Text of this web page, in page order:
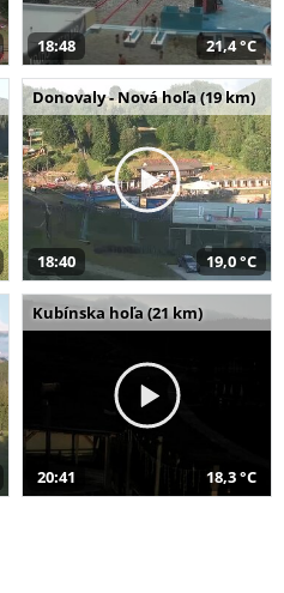
18:48 21,4 °C
Donovaly - Nová hoľa (19 km)
18:40 19,0 °C
Kubínska hoľa (21 km)
20:41 18,3 °C